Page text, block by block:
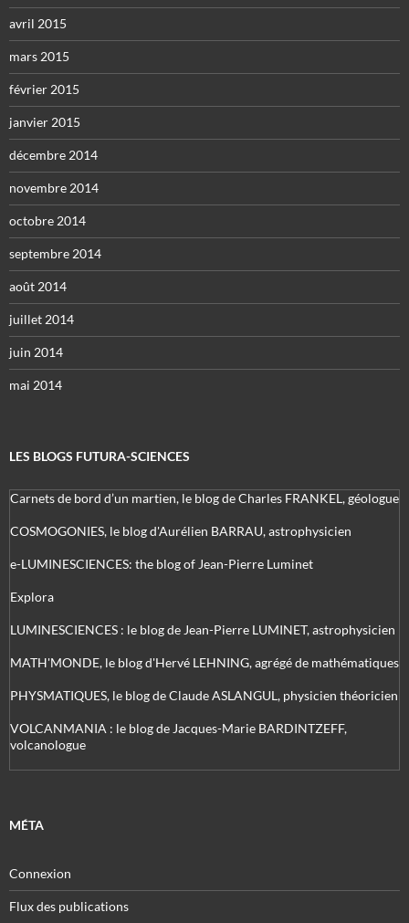
avril 2015
mars 2015
février 2015
janvier 2015
décembre 2014
novembre 2014
octobre 2014
septembre 2014
août 2014
juillet 2014
juin 2014
mai 2014
LES BLOGS FUTURA-SCIENCES
Carnets de bord d’un martien, le blog de Charles FRANKEL, géologue
COSMOGONIES, le blog d'Aurélien BARRAU, astrophysicien
e-LUMINESCIENCES: the blog of Jean-Pierre Luminet
Explora
LUMINESCIENCES : le blog de Jean-Pierre LUMINET, astrophysicien
MATH'MONDE, le blog d'Hervé LEHNING, agrégé de mathématiques
PHYSMATIQUES, le blog de Claude ASLANGUL, physicien théoricien
VOLCANMANIA : le blog de Jacques-Marie BARDINTZEFF,
volcanologue
MÉTA
Connexion
Flux des publications